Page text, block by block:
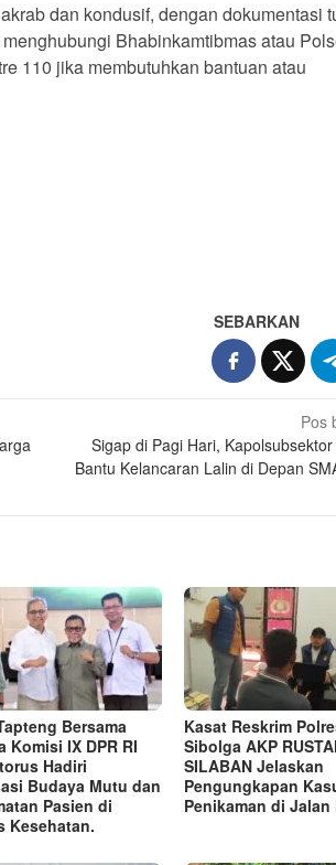
dan kondusif, dengan dokumentasi
Bhabinkamtibmas atau
110 jika membutuhkan bantuan atau
SEBARKAN
Pos
Sigap di Pagi Hari,
Bantu Kelancaran Lalin di Depan
Bersama
Komisi IX DPR RI
Hadiri
Budaya Mutu dan
Pasien di
Kesehatan.
Kasat Reskrim
Sibolga AKP
SILABAN Jelaskan
Pengungkapan
Penikaman di Jalan